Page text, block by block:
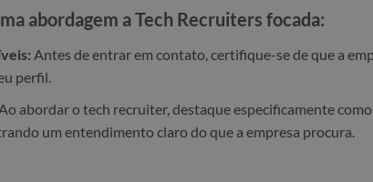
abordagem a Tech Recruiters focada:
Antes de entrar em contato, certifique-se de que a
perfil.
Ao abordar o tech recruiter, destaque especificamente
um entendimento claro do que a empresa procura.